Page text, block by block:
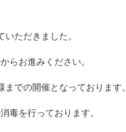
ただきました。
らお進みください。
での開催となっております。
毒を行っております。